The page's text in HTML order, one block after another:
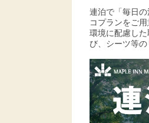
連泊で「毎日
コプランをご用
環境に配慮し
び、シーツ等